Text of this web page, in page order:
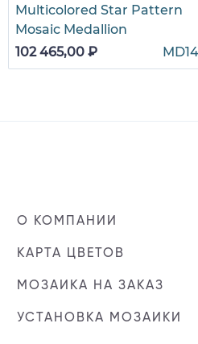
Multicolored Star Pattern
Mosaic Medallion
102 465,00 ₽
О КОМПАНИИ
КАРТА ЦВЕТОВ
МОЗАИКА НА ЗАКАЗ
УСТАНОВКА МОЗАИКИ